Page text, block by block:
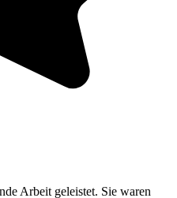
Arbeit geleistet. Sie waren